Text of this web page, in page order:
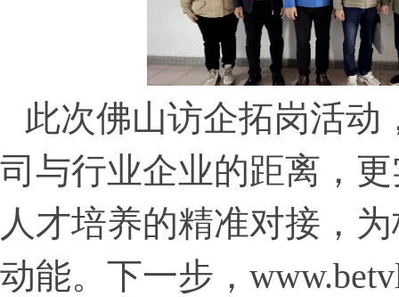
此次佛山访企拓岗活动
司与行业企业的距离，
人才培养的精准对接，
动能。下一步，